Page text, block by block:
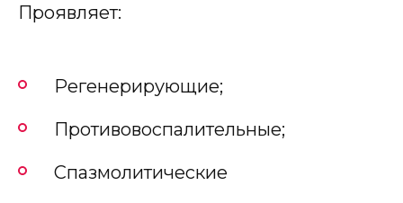
Проявляет:
Регенерирующие;
Противовоспалительные;
Спазмолитические